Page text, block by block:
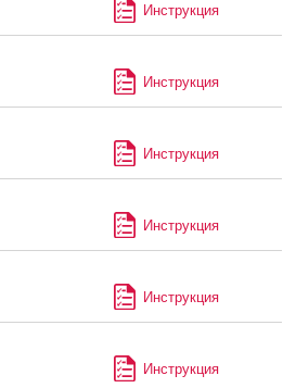
Инструкция
Инструкция
Инструкция
Инструкция
Инструкция
Инструкция